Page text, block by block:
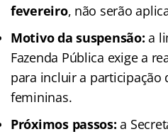
fevereiro, não serão
Motivo da suspensão: a
Fazenda Pública exige a
para incluir a participação
femininas.
Próximos passos: a